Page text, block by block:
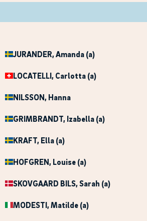
JURANDER, Amanda (a)
LOCATELLI, Carlotta (a)
NILSSON, Hanna
GRIMBRANDT, Izabella (a)
KRAFT, Ella (a)
HOFGREN, Louise (a)
SKOVGAARD BILS, Sarah (a)
MODESTI, Matilde (a)